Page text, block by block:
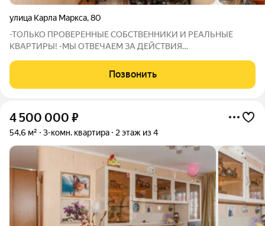
улица Карла Маркса,80
-ТОЛЬКО ПРОВЕРЕННЫЕ СОБСТВЕННИКИ И РЕАЛЬНЫЕ
КВАРТИРЫ! -МЫ ОТВЕЧАЕМ ЗА ДЕЙСТВИЯ
ОБЕСПЕЧИМ ПЕРЕСЕЛЕНИЕ И ФИНАНСОВУЮ ГАРАНТИЮ!
Предлагаем вашему вниманию трёхкомнатную квартиру в
Позвонить
4 500 000 ₽
54,6 м² 3-комн. квартира 2 этаж из 4